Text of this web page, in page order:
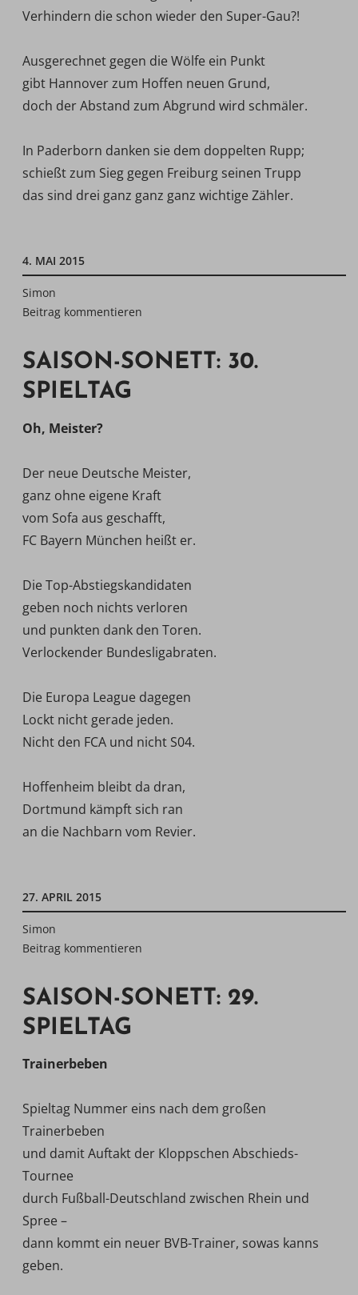
Verhindern die schon wieder den Super-Gau?!
Ausgerechnet gegen die Wölfe ein Punkt
gibt Hannover zum Hoffen neuen Grund,
doch der Abstand zum Abgrund wird schmäler.
In Paderborn danken sie dem doppelten Rupp;
schießt zum Sieg gegen Freiburg seinen Trupp 
das sind drei ganz ganz ganz wichtige Zähler.
4. MAI 2015
Simon
Beitrag kommentieren
SAISON-SONETT: 30.
SPIELTAG
Oh, Meister?
Der neue Deutsche Meister,
ganz ohne eigene Kraft
vom Sofa aus geschafft,
FC Bayern München heißt er.
Die Top-Abstiegskandidaten
geben noch nichts verloren
und punkten dank den Toren.
Verlockender Bundesligabraten.
Die Europa League dagegen
Lockt nicht gerade jeden.
Nicht den FCA und nicht S04.
Hoffenheim bleibt da dran,
Dortmund kämpft sich ran
an die Nachbarn vom Revier.
27. APRIL 2015
Simon
Beitrag kommentieren
SAISON-SONETT: 29.
SPIELTAG
Trainerbeben
Spieltag Nummer eins nach dem großen
Trainerbeben
und damit Auftakt der Kloppschen Abschieds-
Tournee
durch Fußball-Deutschland zwischen Rhein und
Spree –
dann kommt ein neuer BVB-Trainer, sowas kanns
geben.